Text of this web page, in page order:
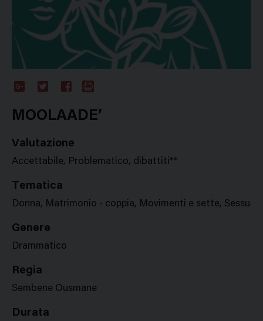
Plus
MOOLAADE’
Valutazione
Accettabile, Problematico, dibattiti**
Tematica
Donna, Matrimonio - coppia, Movimenti e sette,
Genere
Drammatico
Regia
Sembene Ousmane
Durata